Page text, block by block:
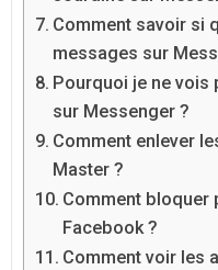
Comment savoir si
messages sur
Pourquoi je ne vois
sur Messenger ?
Comment enlever
Master ?
Comment bloquer
Facebook ?
Comment voir les